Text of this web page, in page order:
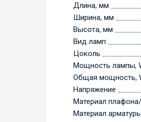
Длина, мм
Ширина, мм
Высота, мм
Вид ламп
Цоколь
Мощность лампы,
Общая мощность,
Напряжение
Материал
Материал арматуры